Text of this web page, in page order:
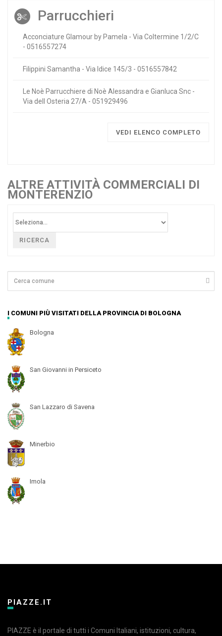
Parrucchieri
Acconciature Glamour by Pamela - Via Coltermine 1/2/C
- 0516557274
Filippini Samantha - Via Idice 145/3 - 0516557842
Le Noè Parrucchiere di Noè Alessandra e Gianluca Snc -
Via dell Osteria 27/A - 051929496
VEDI ELENCO COMPLETO
ALTRE ATTIVITÀ COMMERCIALI DI
MONTERENZIO
RICERCA
I COMUNI PIÙ VISITATI DELLA PROVINCIA DI BOLOGNA
Bologna
San Giovanni in Persiceto
San Lazzaro di Savena
Minerbio
Imola
PIAZZE.IT
PIAZZE è il portale di tutti i Comuni Italiani, istituzioni, cultura,